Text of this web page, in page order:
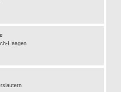
Haagen